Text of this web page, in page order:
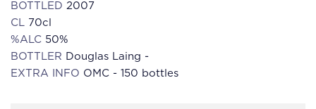
BOTTLED 2007
CL 70cl
%ALC 50%
BOTTLER Douglas Laing -
EXTRA INFO OMC - 150 bottles